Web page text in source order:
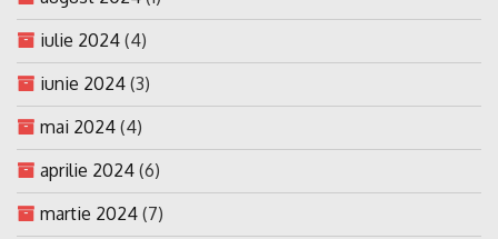
iulie 2024 (4)
iunie 2024 (3)
mai 2024 (4)
aprilie 2024 (6)
martie 2024 (7)